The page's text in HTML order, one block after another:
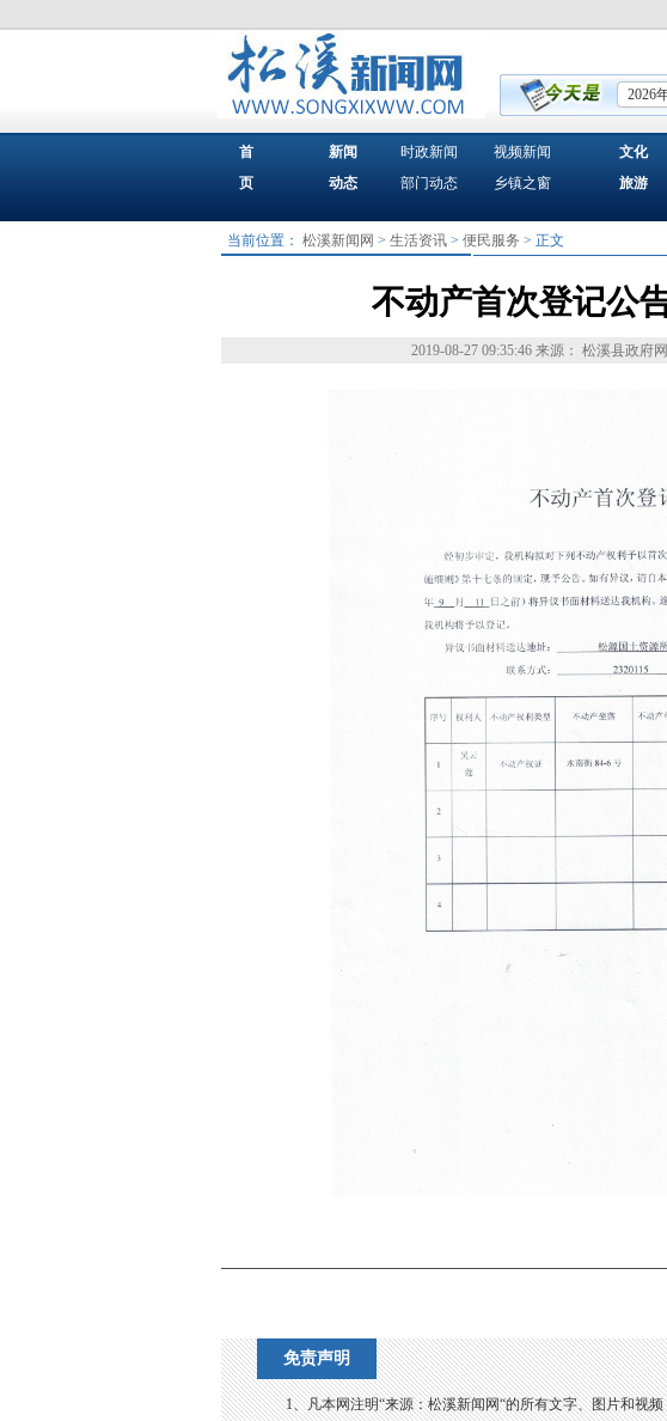
2026
首
页
新闻
动态
时政新闻
部门动态
视频新闻
乡镇之窗
文化
旅游
当前位置： 松溪新闻网 > 生活资讯> 便民服务 > 正文
不动产首次登记公
2019-08-27 09:35:46 来源： 松溪县政府网
免责声明
1、凡本网注明“来源：松溪新闻网“的所有文字、图片和视